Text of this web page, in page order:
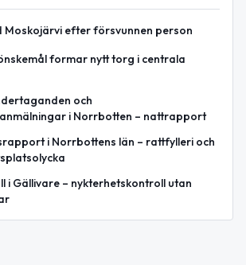
Moskojärvi efter försvunnen person
formar nytt torg i centrala
och
i Norrbotten – nattrapport
i Norrbottens län – rattfylleri och
i Gällivare – nykterhetskontroll utan